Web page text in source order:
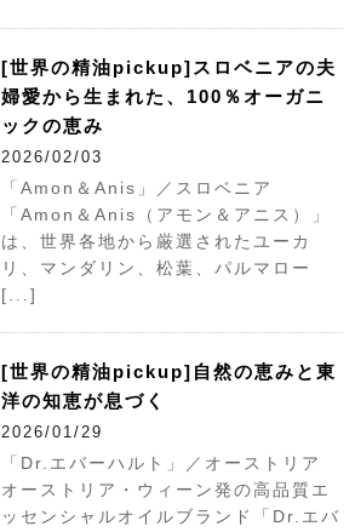
[世界の精油pickup]スロベニアの夫
婦愛から生まれた、100％オーガニ
ックの恵み
2026/02/03
「Amon＆Anis」／スロベニア
「Amon＆Anis（アモン＆アニス）」
は、世界各地から厳選されたユーカ
リ、マンダリン、松葉、パルマロー
[...]
[世界の精油pickup]自然の恵みと東
洋の知恵が息づく
2026/01/29
「Dr.エバーハルト」／オーストリア
オーストリア・ウィーン発の高品質エ
ッセンシャルオイルブランド「Dr.エバ